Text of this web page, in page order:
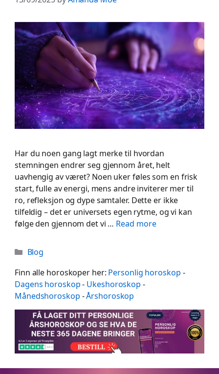
Har du noen gang lagt merke til hvordan
stemningen endrer seg gjennom året, helt
uavhengig av været? Noen uker føles som en frisk
start, fulle av energi, mens andre inviterer mer til
ro, refleksjon og dype samtaler. Dette er ikke
tilfeldig – det er universets egen rytme, og vi kan
følge den gjennom det vi … Read more
Categories
Blog
Finn alle horoskoper her: Personlig horoskop -
Dagens horoskop- Ukeshoroskop -
Månedshoroskop -Årshoroskop